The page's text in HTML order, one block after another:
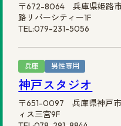
〒672-8064 兵庫県姫路
路リバーシティー1F
TEL:079-231-5056
兵庫 男性専用
神戸スタジオ
〒651-0097 兵庫県神戸
ィス三宮9F